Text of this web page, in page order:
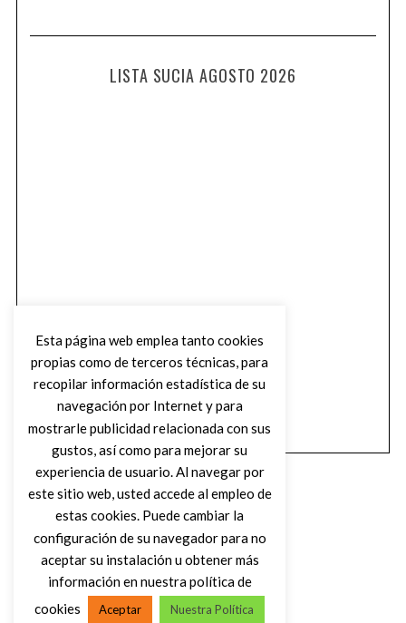
LISTA SUCIA AGOSTO 2026
Esta página web emplea tanto cookies
propias como de terceros técnicas, para
recopilar información estadística de su
navegación por Internet y para
mostrarle publicidad relacionada con sus
gustos, así como para mejorar su
experiencia de usuario. Al navegar por
este sitio web, usted accede al empleo de
estas cookies. Puede cambiar la
configuración de su navegador para no
aceptar su instalación u obtener más
información en nuestra política de
cookies
Aceptar Nuestra Política